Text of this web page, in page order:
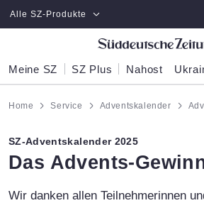
Zum Hauptinhalt springen
Alle SZ-Produkte
Meine SZ SZ Plus Nahost
Home Service Adventskalender
SZ-Adventskalender 2025
:
Das Advents-
Wir danken allen Teilnehmerinnen